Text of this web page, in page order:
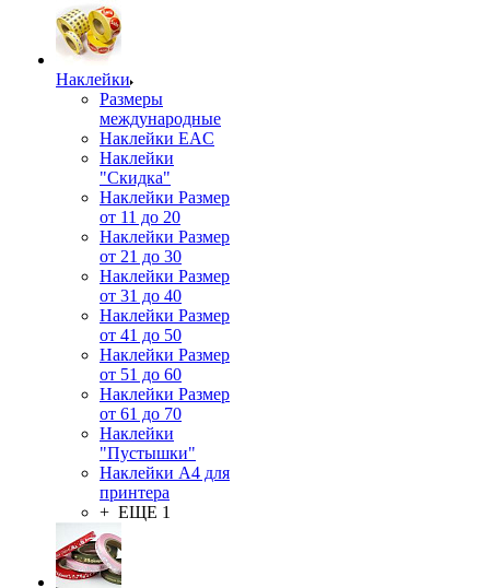
Наклейки
Размеры
международные
Наклейки EAC
Наклейки
"Скидка"
Наклейки Размер
от 11 до 20
Наклейки Размер
от 21 до 30
Наклейки Размер
от 31 до 40
Наклейки Размер
от 41 до 50
Наклейки Размер
от 51 до 60
Наклейки Размер
от 61 до 70
Наклейки
"Пустышки"
Наклейки А4 для
принтера
+ ЕЩЕ 1